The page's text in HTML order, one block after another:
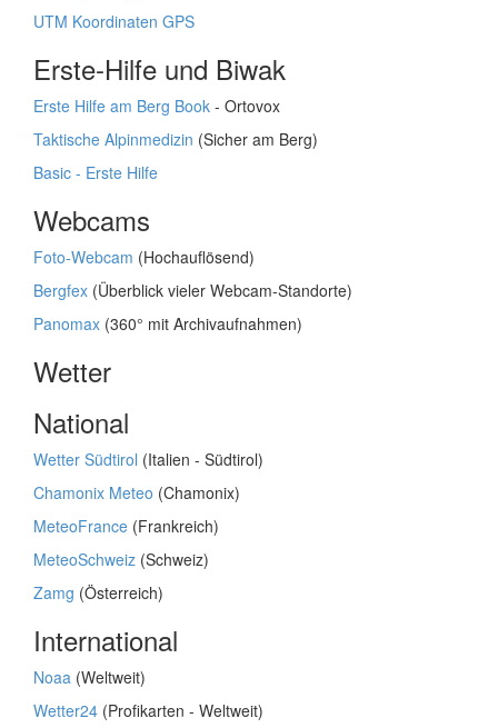
UTM Koordinaten GPS
Erste-Hilfe und Biwak
Erste Hilfe am Berg Book - Ortovox
Taktische Alpinmedizin (Sicher am Berg)
Basic - Erste Hilfe
Webcams
Foto-Webcam (Hochauflösend)
Bergfex (Überblick vieler Webcam-Standorte)
Panomax (360° mit Archivaufnahmen)
Wetter
National
Wetter Südtirol (Italien - Südtirol)
Chamonix Meteo (Chamonix)
MeteoFrance (Frankreich)
MeteoSchweiz (Schweiz)
Zamg (Österreich)
International
Noaa (Weltweit)
Wetter24 (Profikarten - Weltweit)